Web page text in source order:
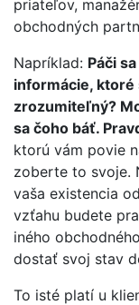
priateľov,
obchodných
Napríklad: Páči
informácie, ktoré
zrozumiteľný?
sa čoho báť.
ktorú vám povie
zoberte to svoje.
vaša existencia
vzťahu budete
iného
dostať svoj stav
To isté platí u